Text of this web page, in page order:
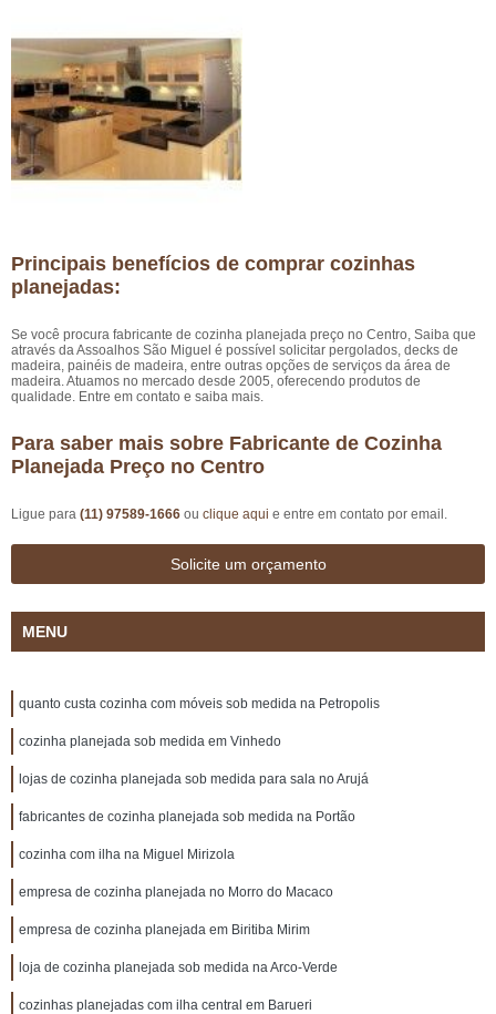
Principais benefícios de comprar cozinhas
planejadas:
Se você procura fabricante de cozinha planejada preço no Centro, Saiba que
através da Assoalhos São Miguel é possível solicitar pergolados, decks de
madeira, painéis de madeira, entre outras opções de serviços da área de
madeira. Atuamos no mercado desde 2005, oferecendo produtos de
qualidade. Entre em contato e saiba mais.
Para saber mais sobre Fabricante de Cozinha
Planejada Preço no Centro
Ligue para (11) 97589-1666 ou clique aqui e entre em contato por email.
Solicite um orçamento
MENU
quanto custa cozinha com móveis sob medida na Petropolis
cozinha planejada sob medida em Vinhedo
lojas de cozinha planejada sob medida para sala no Arujá
fabricantes de cozinha planejada sob medida na Portão
cozinha com ilha na Miguel Mirizola
empresa de cozinha planejada no Morro do Macaco
empresa de cozinha planejada em Biritiba Mirim
loja de cozinha planejada sob medida na Arco-Verde
cozinhas planejadas com ilha central em Barueri